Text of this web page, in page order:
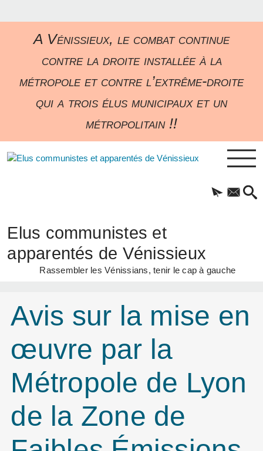
A Vénissieux, le combat continue
contre la droite installée à la
métropole et contre l’extrême-droite
qui a trois élus municipaux et un
métropolitain !!
Elus communistes et
apparentés de Vénissieux
Rassembler les Vénissians, tenir le cap à gauche
Avis sur la mise en
œuvre par la
Métropole de Lyon
de la Zone de